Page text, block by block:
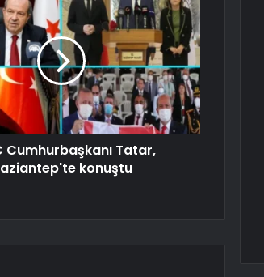
Cumhurbaşkanı Tatar,
konuştu